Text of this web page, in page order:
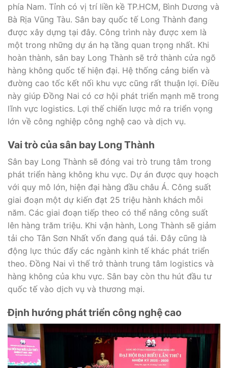
phía Nam. Tỉnh có vị trí liền kề TP.HCM, Bình Dương và
Bà Rịa Vũng Tàu. Sân bay quốc tế Long Thành đang
được xây dựng tại đây. Công trình này được xem là
một trong những dự án hạ tầng quan trọng nhất. Khi
hoàn thành, sân bay Long Thành sẽ trở thành cửa ngõ
hàng không quốc tế hiện đại. Hệ thống cảng biển và
đường cao tốc kết nối khu vực cũng rất thuận lợi. Điều
này giúp Đồng Nai có cơ hội phát triển mạnh mẽ trong
lĩnh vực logistics. Lợi thế chiến lược mở ra triển vọng
lớn về công nghiệp công nghệ cao và dịch vụ.
Vai trò của sân bay Long Thành
Sân bay Long Thành sẽ đóng vai trò trung tâm trong
phát triển hàng không khu vực. Dự án được quy hoạch
với quy mô lớn, hiện đại hàng đầu châu Á. Công suất
giai đoạn một dự kiến đạt 25 triệu hành khách mỗi
năm. Các giai đoạn tiếp theo có thể nâng công suất
lên hàng trăm triệu. Khi vận hành, Long Thành sẽ giảm
tải cho Tân Sơn Nhất vốn đang quá tải. Đây cũng là
động lực thúc đẩy các ngành kinh tế khác phát triển
theo. Đồng Nai vì thế trở thành trung tâm logistics và
hàng không của khu vực. Sân bay còn thu hút đầu tư
quốc tế vào dịch vụ và thương mại.
Định hướng phát triển công nghệ cao